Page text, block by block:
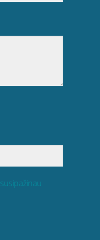
susipažinau